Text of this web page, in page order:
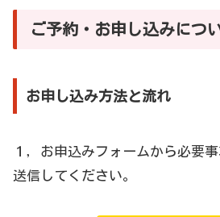
ご予約・お申し込みにつ
お申し込み方法と流れ
１，お申込みフォームから必要
送信してください。